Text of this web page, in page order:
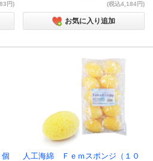
円)
(税込4,184円)
お気に入り追加
人工海綿 Ｆｅｍスポンジ（１０